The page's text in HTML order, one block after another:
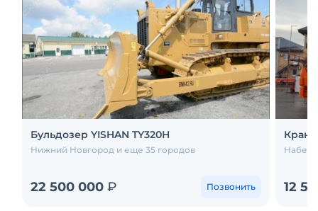
Бульдозер YISHAN TY320Н
Нижний Новгород и еще 35 городов
22 500 000 ₽ Позвонить
Кран-
12